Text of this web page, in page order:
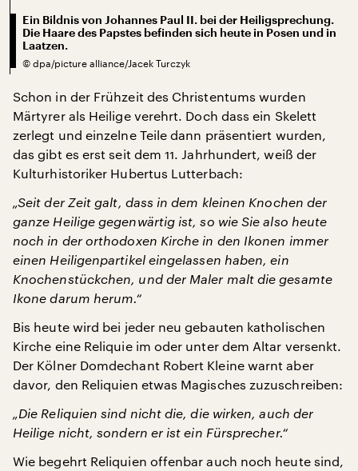
Ein Bildnis von Johannes Paul II. bei der Heiligsprechung.
Die Haare des Papstes befinden sich heute in Posen und in
Laatzen.
© dpa/picture alliance/Jacek Turczyk
Schon in der Frühzeit des Christentums wurden
Märtyrer als Heilige verehrt. Doch dass ein Skelett
zerlegt und einzelne Teile dann präsentiert wurden,
das gibt es erst seit dem 11. Jahrhundert, weiß der
Kulturhistoriker Hubertus Lutterbach:
„Seit der Zeit galt, dass in dem kleinen Knochen der
ganze Heilige gegenwärtig ist, so wie Sie also heute
noch in der orthodoxen Kirche in den Ikonen immer
einen Heiligenpartikel eingelassen haben, ein
Knochenstückchen, und der Maler malt die gesamte
Ikone darum herum.“
Bis heute wird bei jeder neu gebauten katholischen
Kirche eine Reliquie im oder unter dem Altar versenkt.
Der Kölner Domdechant Robert Kleine warnt aber
davor, den Reliquien etwas Magisches zuzuschreiben:
„Die Reliquien sind nicht die, die wirken, auch der
Heilige nicht, sondern er ist ein Fürsprecher.“
Wie begehrt Reliquien offenbar auch noch heute sind,